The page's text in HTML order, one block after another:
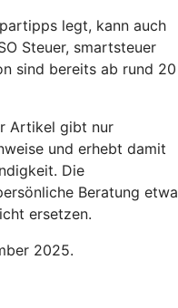
legt, kann auch
Steuer, smartsteuer
sind bereits ab rund 20
Artikel gibt nur
und erhebt damit
Die
Beratung etwa
ersetzen.
2025.